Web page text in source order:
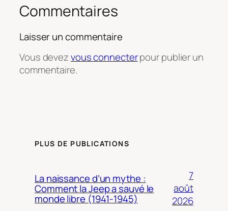
Commentaires
Laisser un commentaire
Vous devezvous connecterpour publier un
commentaire.
PLUS DE PUBLICATIONS
La naissance d’un mythe :
Comment la Jeep a sauvé le
monde libre (1941-1945)
7
août
2026